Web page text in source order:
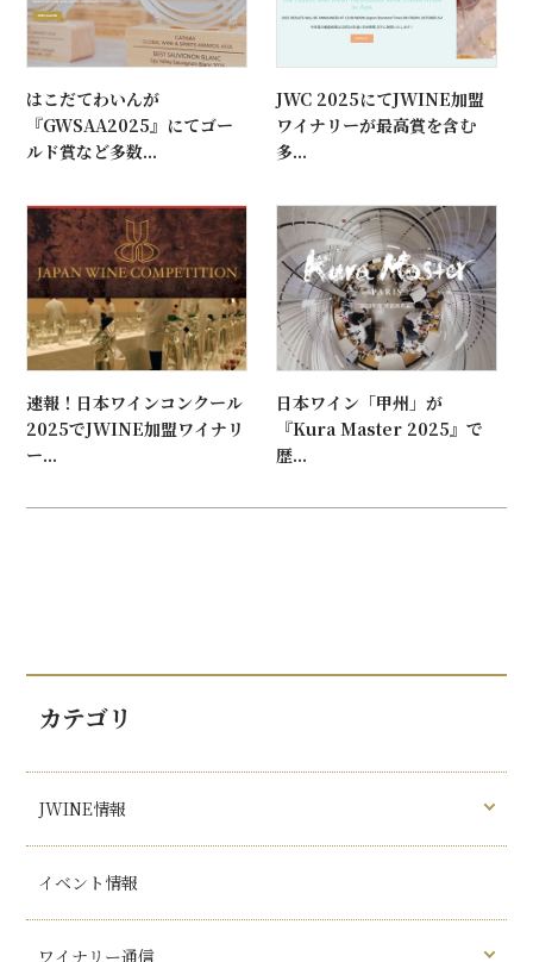
はこだてわいんが
『GWSAA2025』にてゴー
ルド賞など多数...
JWC 2025にてJWINE加盟
ワイナリーが最高賞を含む
多...
速報！日本ワインコンクール
2025でJWINE加盟ワイナリ
ー...
日本ワイン「甲州」が
『Kura Master 2025』で
歴...
カテゴリ
JWINE情報
イベント情報
ワイナリー通信